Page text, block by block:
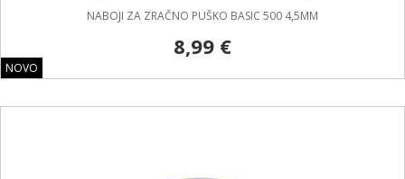
NOVO
NABOJI ZA ZRAČNO PUŠKO BASIC 500 4,5MM
8,99 €